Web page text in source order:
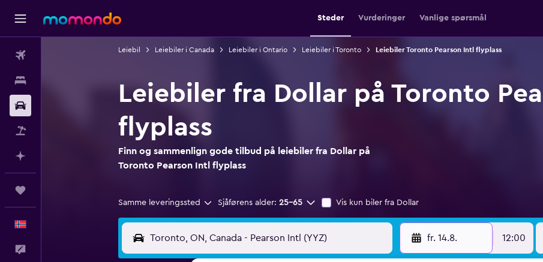
Steder Vurderinger Vanlige spørsmål
Leiebil Leiebiler i Canada Leiebiler i Ontario Leiebiler i Toronto Leiebiler Toronto Pearson Intl flyplass
Leiebiler fra Dollar på Toronto
flyplass
Finn og sammenlign gode tilbud på leiebiler fra Dollar på
Toronto Pearson Intl flyplass
Samme leveringssted Sjåførens alder: 25–65 Vis kun biler fra Dollar
fr. 14.8. 12:00